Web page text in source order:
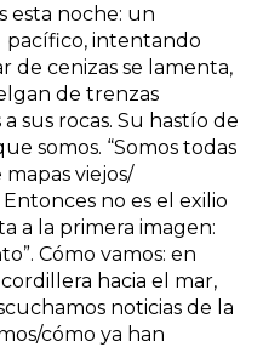
esta noche: un
pacífico, intentando
de cenizas se lamenta,
de trenzas
sus rocas. Su hastío de
somos. “Somos todas
viejos/
no es el exilio
a la primera imagen:
Cómo vamos: en
hacia el mar,
noticias de la
cómo ya han